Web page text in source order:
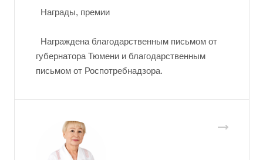
Награды, премии
Награждена благодарственным письмом от
губернатора Тюмени и благодарственным
письмом от Роспотребнадзора.